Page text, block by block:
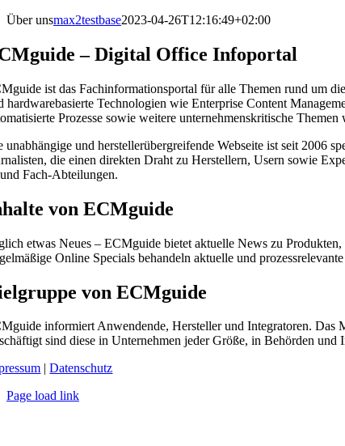
Über unsmax2testbase2023-04-26T12:16:49+02:00
– Digital Office Infoportal
ist das Fachinformationsportal für alle Themen rund um
hardwarebasierte Technologien wie Enterprise Content
Prozesse sowie weitere unternehmenskritische Themen
unabhängige und herstellerübergreifende Webseite ist seit 2006
die einen direkten Draht zu Herstellern, Usern sowie
Fach-Abteilungen.
von ECMguide
etwas Neues – ECMguide bietet aktuelle News zu
Online Specials behandeln aktuelle und
von ECMguide
informiert Anwendende, Hersteller und Integratoren.
sind diese in Unternehmen jeder Größe, in Behörden
|Datenschutz
Page load link